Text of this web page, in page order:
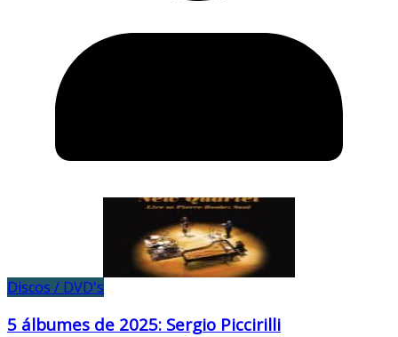
Discos / DVD's
5 álbumes de 2025: Sergio Piccirilli